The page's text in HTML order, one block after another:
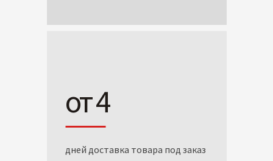
от 4
дней доставка товара под заказ